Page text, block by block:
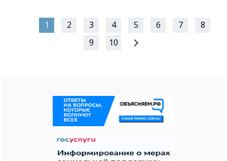
1 2 3 4 5 6 7
8
9
10